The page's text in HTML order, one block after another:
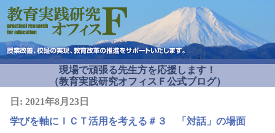
現場で頑張る先生方を応援します！
（教育実践研究オフィスＦ公式ブログ）
日: 2021年8月23日
学びを軸にＩＣＴ活用を考える＃３ 「対話」の場面